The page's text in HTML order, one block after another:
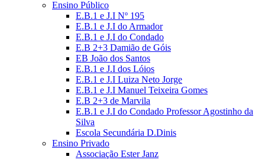
Ensino Público
E.B.1 e J.I Nº 195
E.B.1 e J.I do Armador
E.B.1 e J.I do Condado
E.B 2+3 Damião de Góis
EB João dos Santos
E.B.1 e J.I dos Lóios
E.B.1 e J.I Luiza Neto Jorge
E.B.1 e J.I Manuel Teixeira Gomes
E.B 2+3 de Marvila
E.B.1 e J.I do Condado Professor Agostinho da
Silva
Escola Secundária D.Dinis
Ensino Privado
Associação Ester Janz